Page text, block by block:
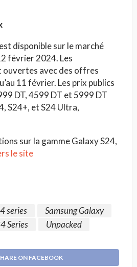
disponible sur le marché
février 2024. Les
ouvertes avec des offres
11 février. Les prix publics
DT, 4599 DT et 5999 DT
S24+, et S24 Ultra,
sur la gamme Galaxy S24,
le site
series
Samsung Galaxy
Series
Unpacked
ON FACEBOOK